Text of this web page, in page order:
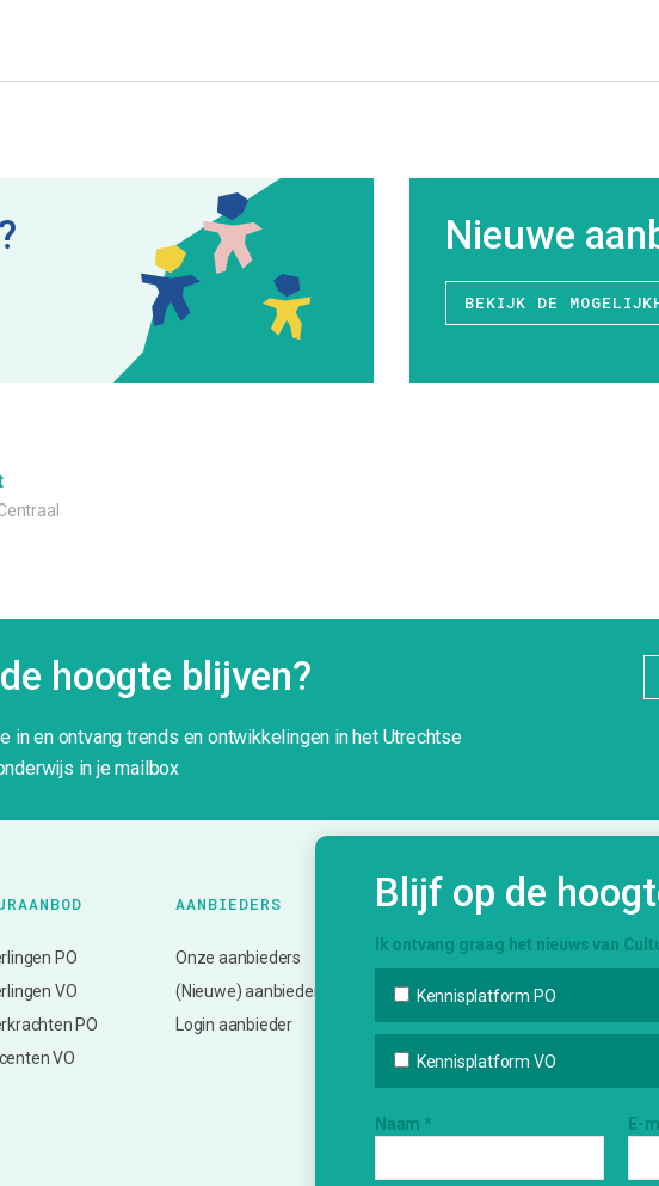
Nieuwe
BEKIJK DE
hoogte blijven?
in en ontvang trends en ontwikkelingen in het Utrechtse
in je mailbox
PO
VO
PO
VO
AANBIEDERS
Onze aanbieders
(Nieuwe) aanbieder?
Login aanbieder
ONZE
Evalueren en monitoren
Blijf op de
Ik ontvang graag het nieuws van
Kennisplatform PO
Kennisplatform VO
Naam * E-